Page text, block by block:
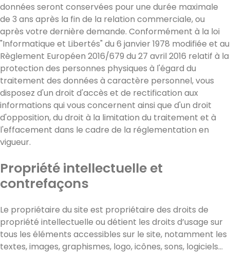
données seront conservées pour une durée maximale
de 3 ans après la fin de la relation commerciale, ou
après votre dernière demande. Conformément à la loi
"Informatique et Libertés" du 6 janvier 1978 modifiée et au
Règlement Européen 2016/679 du 27 avril 2016 relatif à la
protection des personnes physiques à l'égard du
traitement des données à caractère personnel, vous
disposez d'un droit d'accès et de rectification aux
informations qui vous concernent ainsi que d'un droit
d'opposition, du droit à la limitation du traitement et à
l'effacement dans le cadre de la réglementation en
vigueur.
Propriété intellectuelle et
contrefaçons
Le propriétaire du site est propriétaire des droits de
propriété intellectuelle ou détient les droits d’usage sur
tous les éléments accessibles sur le site, notamment les
textes, images, graphismes, logo, icônes, sons, logiciels…